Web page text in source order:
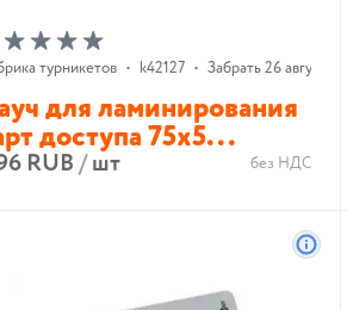
турникетов • k42127 • Забрать 26 августа
для ламинирования
доступа 75х5...
RUB/шт без НДС